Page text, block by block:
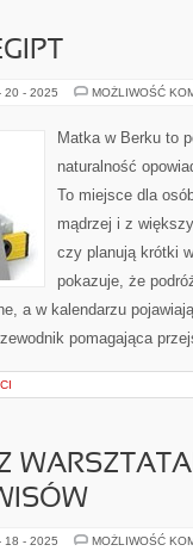
20 - 2025 MOŻLIWOŚĆ
Matka w Berku to
naturalność
To miejsce dla
mądrzej i z
czy planują krótki
pokazuje, że
a w kalendarzu
pomagająca
18 - 2025 MOŻLIWOŚĆ